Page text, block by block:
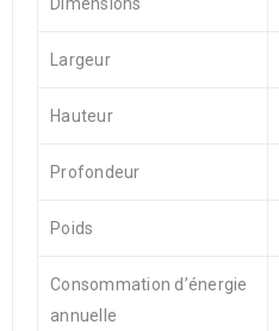
Largeur
Hauteur
Profondeur
Poids
Consommation d’énergie
annuelle